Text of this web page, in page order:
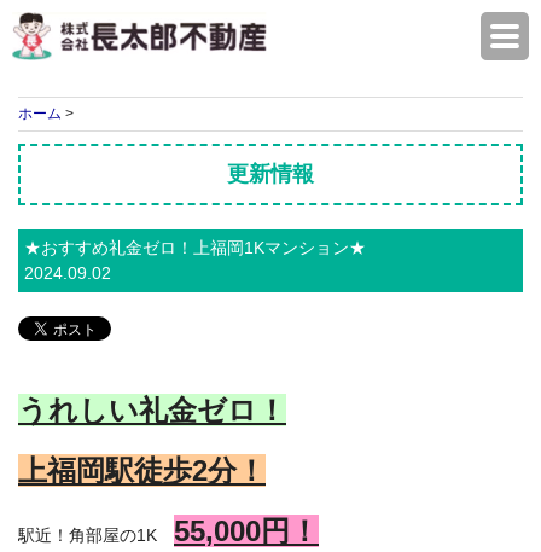
ホーム >
更新情報
★おすすめ礼金ゼロ！上福岡1Kマンション★
2024.09.02
うれしい礼金ゼロ！
上福岡駅徒歩2分！
駅近！角部屋の1K 55,000円！